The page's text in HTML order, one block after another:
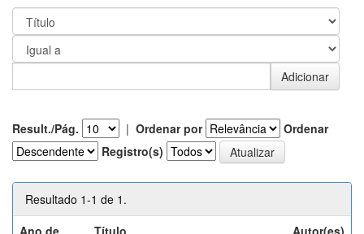
Result./Pág. | Ordenar por
Ordenar
Registro(s)
Resultado 1-1 de 1.
Ano de
Título Autor(es)